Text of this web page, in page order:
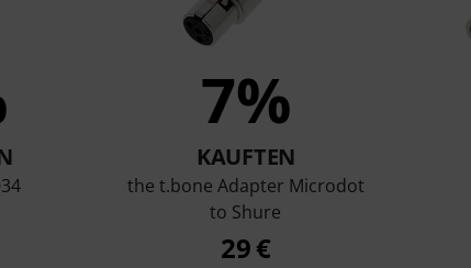
7%
KAUFTEN
the t.bone Adapter Microdot
to Shure
29 €